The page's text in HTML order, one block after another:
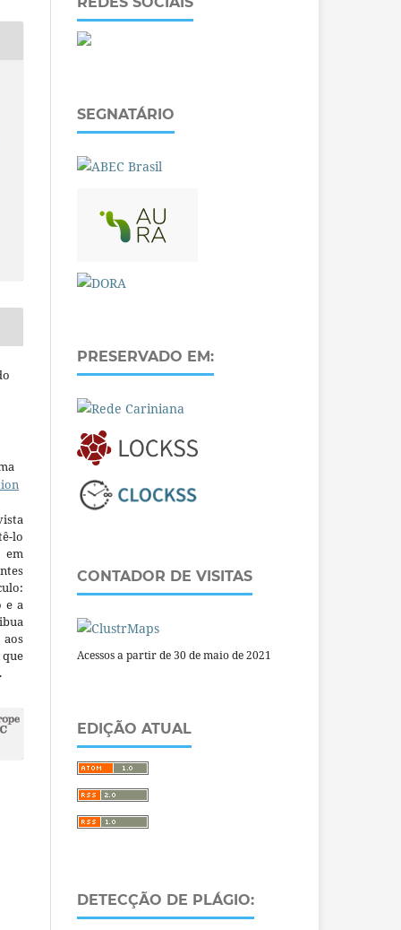
lo
em
e a
SEGNATÁRIO
PRESERVADO EM:
CONTADOR DE VISITAS
Acessos a partir de 30 de maio de 2021
EDIÇÃO ATUAL
DETECÇÃO DE PLÁGIO: